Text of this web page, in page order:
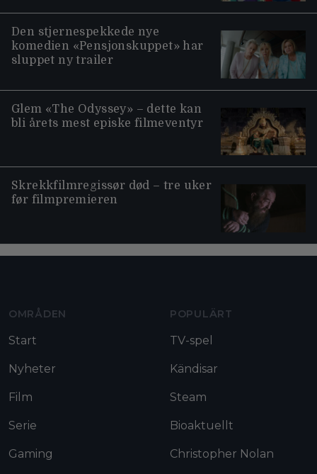
Den stjernespekkede nye
komedien «Pensjonskuppet» har
sluppet ny trailer
Glem «The Odyssey» – dette kan
bli årets mest episke filmeventyr
Skrekkfilmregissør død – tre uker
før filmpremieren
OMRÅDEN
Start
Nyheter
Film
Serie
Gaming
POPULÄRT
TV-spel
Kändisar
Steam
Bioaktuellt
Christopher Nolan